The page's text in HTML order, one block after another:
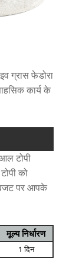
ग्रास फेडोरा
कार्य के
टोपी
को
पर आपके
मूल्य निर्धारण
1 दिन